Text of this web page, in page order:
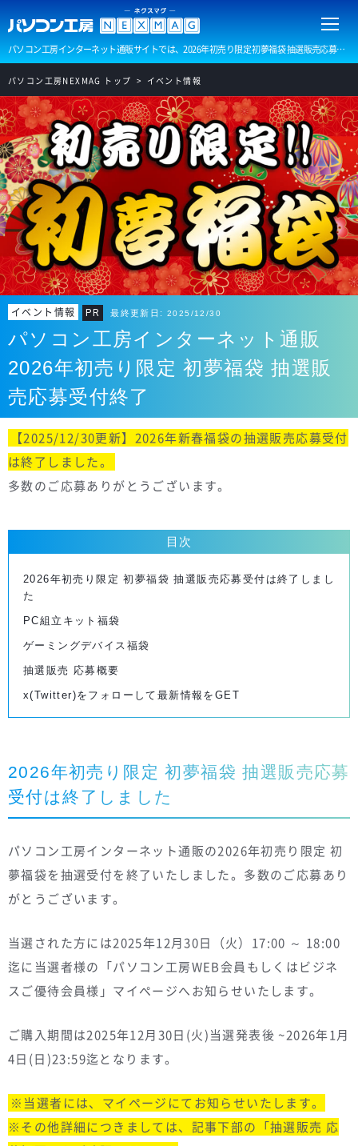
パソコン工房インターネット通販サイトでは、2026年初売り限定 初夢福袋 抽選販売応募を開始いたしました！受付期間は2025年12月30日(火)9:59迄となっております。
パソコン工房NEXMAG トップ イベント情報
イベント情報 PR 最終更新日:2025/12/30
パソコン工房インターネット通販
2026年初売り限定 初夢福袋 抽選販
売応募受付終了
【2025/12/30更新】2026年新春福袋の抽選販売応募受付
は終了しました。
多数のご応募ありがとうございます。
目次
2026年初売り限定 初夢福袋 抽選販売応募受付は終了しまし
た
PC組立キット福袋
ゲーミングデバイス福袋
抽選販売 応募概要
x(Twitter)をフォローして最新情報をGET
2026年初売り限定 初夢福袋 抽選販売応募
受付は終了しました
パソコン工房インターネット通販の2026年初売り限定 初
夢福袋を抽選受付を終了いたしました。多数のご応募あり
がとうございます。
当選された方には2025年12月30日（火）17:00 ～ 18:00
迄に当選者様の「パソコン工房WEB会員もしくはビジネ
スご優待会員様」マイぺージへお知らせいたします。
ご購入期間は2025年12月30日(火)当選発表後 ~2026年1月
4日(日)23:59迄となります。
※当選者には、マイページにてお知らせいたします。
※その他詳細につきましては、記事下部の「抽選販売 応